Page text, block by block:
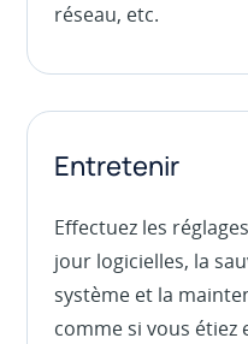
réseau, etc.
Entretenir
Effectuez les
jour logicielles, la
système et la
comme si vous